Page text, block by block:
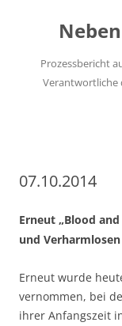
springen
Prozessbericht
Verantwortliche
07.10.2014
Erneut „Blood
und Verharmlosen
Erneut wurde
vernommen, bei
ihrer Anfangszeit